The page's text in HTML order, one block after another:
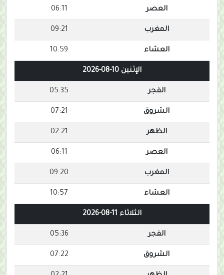
العصر 06:11
المغرب 09:21
العشاء 10:59
الإثنين 10-08-2026
الفجر 05:35
الشروق 07:21
الظهر 02:21
العصر 06:11
المغرب 09:20
العشاء 10:57
الثلاثاء 11-08-2026
الفجر 05:36
الشروق 07:22